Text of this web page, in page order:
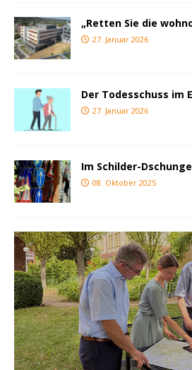
„Retten Sie die
27. Januar 2026
Der Todesschuss im
27. Januar 2026
Im Schilder-
08. Oktober 2025